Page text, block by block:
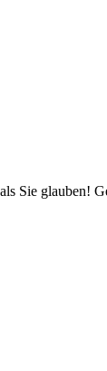
Sie glauben!